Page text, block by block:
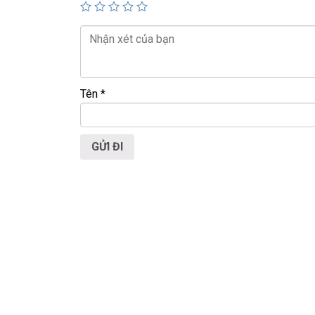
ĐT:0939.008.008– 0938.078.389
Face. Viber. Zalo :0938.078.389
Web:https://laptoptrieuphat.com
Tên *